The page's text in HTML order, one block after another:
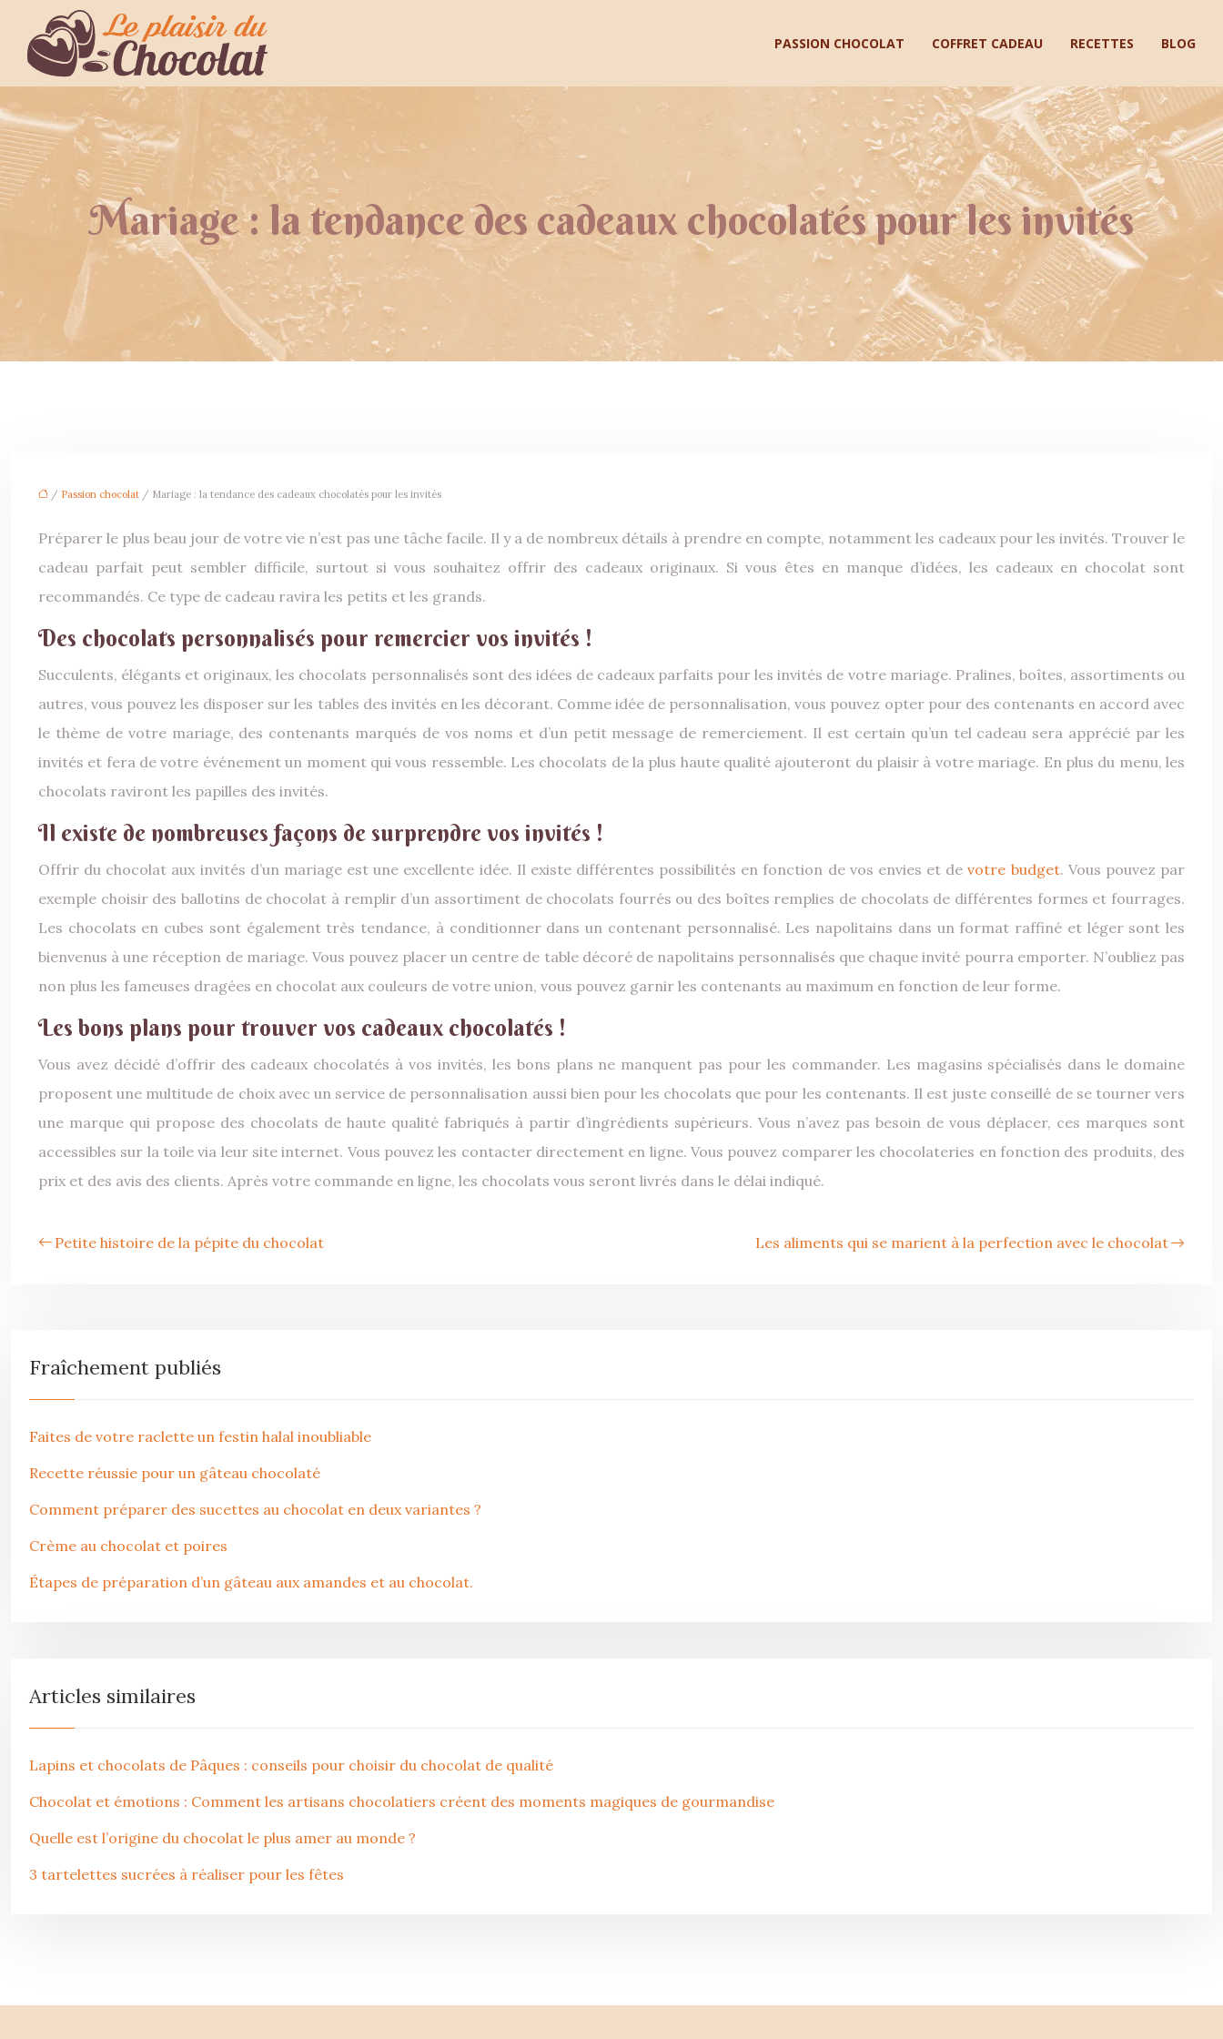
PASSION CHOCOLAT COFFRET CADEAU RECETTES BLOG
Mariage : la tendance des cadeaux chocolatés pour les invités
/ Passion chocolat / Mariage : la tendance des cadeaux chocolatés pour les invités
Préparer le plus beau jour de votre vie n’est pas une tâche facile. Il y a de nombreux détails à prendre en compte, notamment les cadeaux pour les invités. Trouver le
cadeau parfait peut sembler difficile, surtout si vous souhaitez offrir des cadeaux originaux. Si vous êtes en manque d’idées, les cadeaux en chocolat sont
recommandés. Ce type de cadeau ravira les petits et les grands.
Des chocolats personnalisés pour remercier vos invités !
Succulents, élégants et originaux, les chocolats personnalisés sont des idées de cadeaux parfaits pour les invités de votre mariage. Pralines, boîtes, assortiments ou
autres, vous pouvez les disposer sur les tables des invités en les décorant. Comme idée de personnalisation, vous pouvez opter pour des contenants en accord avec
le thème de votre mariage, des contenants marqués de vos noms et d’un petit message de remerciement. Il est certain qu’un tel cadeau sera apprécié par les
invités et fera de votre événement un moment qui vous ressemble. Les chocolats de la plus haute qualité ajouteront du plaisir à votre mariage. En plus du menu, les
chocolats raviront les papilles des invités.
Il existe de nombreuses façons de surprendre vos invités !
Offrir du chocolat aux invités d’un mariage est une excellente idée. Il existe différentes possibilités en fonction de vos envies et devotre budget. Vous pouvez par
exemple choisir des ballotins de chocolat à remplir d’un assortiment de chocolats fourrés ou des boîtes remplies de chocolats de différentes formes et fourrages.
Les chocolats en cubes sont également très tendance, à conditionner dans un contenant personnalisé. Les napolitains dans un format raffiné et léger sont les
bienvenus à une réception de mariage. Vous pouvez placer un centre de table décoré de napolitains personnalisés que chaque invité pourra emporter. N’oubliez pas
non plus les fameuses dragées en chocolat aux couleurs de votre union, vous pouvez garnir les contenants au maximum en fonction de leur forme.
Les bons plans pour trouver vos cadeaux chocolatés !
Vous avez décidé d’offrir des cadeaux chocolatés à vos invités, les bons plans ne manquent pas pour les commander. Les magasins spécialisés dans le domaine
proposent une multitude de choix avec un service de personnalisation aussi bien pour les chocolats que pour les contenants. Il est juste conseillé de se tourner vers
une marque qui propose des chocolats de haute qualité fabriqués à partir d’ingrédients supérieurs. Vous n’avez pas besoin de vous déplacer, ces marques sont
accessibles sur la toile via leur site internet. Vous pouvez les contacter directement en ligne. Vous pouvez comparer les chocolateries en fonction des produits, des
prix et des avis des clients. Après votre commande en ligne, les chocolats vous seront livrés dans le délai indiqué.
Petite histoire de la pépite du chocolat Les aliments qui se marient à la perfection avec le chocolat
Fraîchement publiés
Faites de votre raclette un festin halal inoubliable
Recette réussie pour un gâteau chocolaté
Comment préparer des sucettes au chocolat en deux variantes ?
Crème au chocolat et poires
Étapes de préparation d’un gâteau aux amandes et au chocolat.
Articles similaires
Lapins et chocolats de Pâques : conseils pour choisir du chocolat de qualité
Chocolat et émotions : Comment les artisans chocolatiers créent des moments magiques de gourmandise
Quelle est l’origine du chocolat le plus amer au monde ?
3 tartelettes sucrées à réaliser pour les fêtes